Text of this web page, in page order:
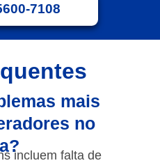
7108
mais
no
incluem falta de